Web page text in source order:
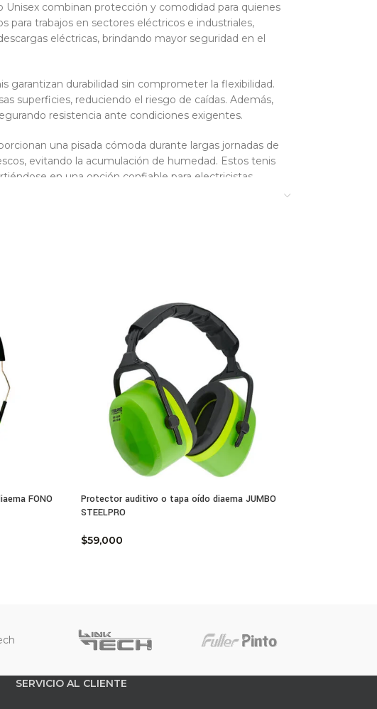
combinan protección y comodidad para quienes
para trabajos en sectores eléctricos e industriales,
eléctricas, brindando mayor seguridad en el
garantizan durabilidad sin comprometer la flexibilidad.
superficies, reduciendo el riesgo de caídas. Además,
resistencia ante condiciones exigentes.
una pisada cómoda durante largas jornadas de
evitando la acumulación de humedad. Estos tenis
en una opción confiable para electricistas,
FONO
Protector auditivo o tapa oído diaema JUMBO
STEELPRO
$59,000
SERVICIO AL CLIENTE